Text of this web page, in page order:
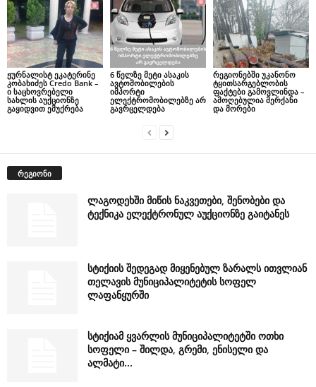
ჟურნალისტ ეკატერინე
კობახიძეს Credo Bank –
ი საცხოვრებელი
სახლის აუქციონზე
გაყიდვით ემუქრება
6 წელზე მეტი ასაკის
ავტომობილების
იმპორტი
ელექტრომობილებზე არ
გავრცელდება
რეგიონებში უკანონო
ტყითსარგებლობის
ფაქტები გამოვლინდა –
ამოღებულია მერქანი
და მორები
რეგიონი
ლაგოდეხში მიწის ნაკვეთები, შენობები და
ტექნიკა ელექტრონულ აუქციონზე გაიტანეს
სტიქიის შედეგად მიყენებულ ზარალს ითვლიან
თელავის მუნიციპალიტეტის სოფელ
ლაფანყურში
სტიქიამ ყვარლის მუნიციპალიტეტში ოთხი
სოფელი – შილდა, გრემი, ენისელი და
ალმატი...